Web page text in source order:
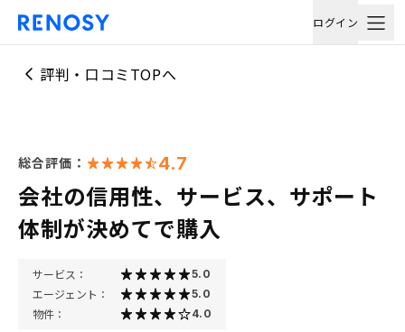
ログイン
評判・口コミTOPへ
総合評価： 4.7
会社の信用性、サービス、サポート
体制が決めてで購入
サービス： 5.0
エージェント： 5.0
物件： 4.0